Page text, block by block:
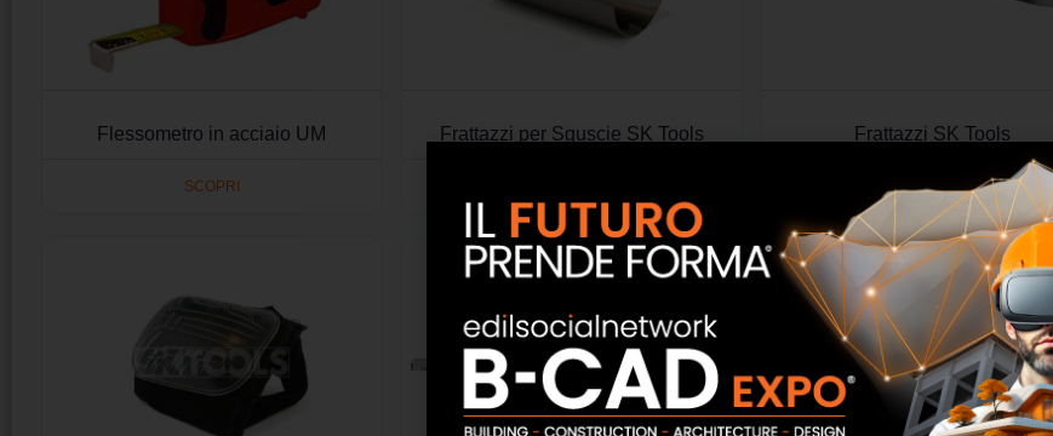
Flessometro in acciaio UM
SCOPRI
Frattazzi per Sguscie SK Tools Frattazzi SK Tools
SCOPRI